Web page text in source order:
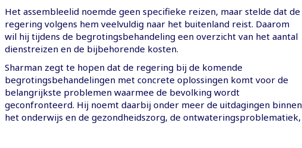
Het assembleelid noemde geen specifieke reizen, maar stelde dat de
regering volgens hem veelvuldig naar het buitenland reist. Daarom
wil hij tijdens de begrotingsbehandeling een overzicht van het aantal
dienstreizen en de bijbehorende kosten.
Sharman zegt te hopen dat de regering bij de komende
begrotingsbehandelingen met concrete oplossingen komt voor de
belangrijkste problemen waarmee de bevolking wordt
geconfronteerd. Hij noemt daarbij onder meer de uitdagingen binnen
het onderwijs en de gezondheidszorg, de ontwateringsproblematiek,